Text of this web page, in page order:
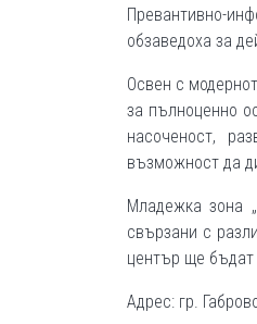
Превантивно-
обзаведоха за
Освен с
за пълноценно
насоченост,
възможност да
Младежка зона
свързани с
център ще бъдат
Адрес: гр.